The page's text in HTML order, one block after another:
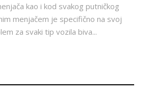
kao i kod svakog putničkog
menjačem je specifično na svoj
za svaki tip vozila biva...